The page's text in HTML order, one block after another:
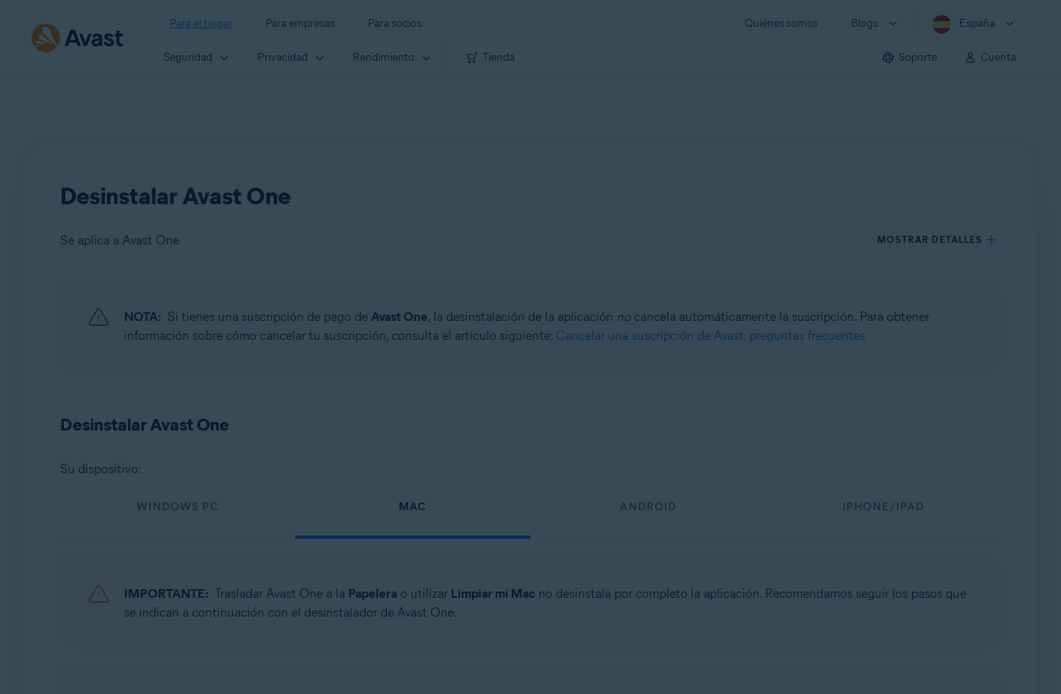
Para el hogar Para empresas Para socios Quiénes somos Blogs España
Seguridad Privacidad Rendimiento Tienda Soporte Cuenta
Desinstalar Avast One
Se aplica a Avast One MOSTRAR DETALLES
Avast One
NOTA: Si tienes una suscripción de pago de Avast One, la desinstalación de la aplicación nocancela automáticamente la suscripción. Para obtener
información sobre cómo cancelar tu suscripción, consulta el artículo siguiente: Cancelar una suscripción de Avast: preguntas frecuentes
Desinstalar Avast One
Su dispositivo:
WINDOWS PC MAC ANDROID IPHONE/IPAD
IMPORTANTE: Trasladar Avast One a la Papelerao utilizar Limpiar mi Macno desinstala por completo la aplicación. Recomendamos seguir los pasos que
se indican a continuación con el desinstalador de Avast One.